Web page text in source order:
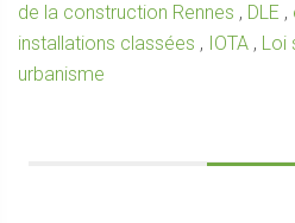
de la construction Rennes , DLE ,
installations classées , IOTA , Loi
urbanisme